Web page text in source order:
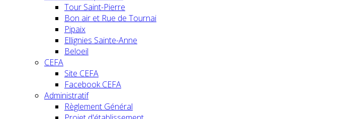
Tour Saint-Pierre
Bon air et Rue de Tournai
Pipaix
Ellignies Sainte-Anne
Beloeil
CEFA
Site CEFA
Facebook CEFA
Administratif
Règlement Général